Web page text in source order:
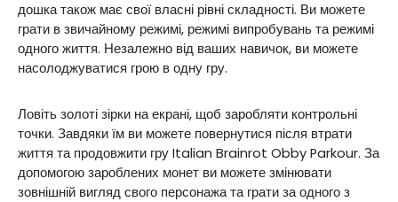
дошка також має свої власні рівні складності. Ви можете
грати в звичайному режимі, режимі випробувань та режимі
одного життя. Незалежно від ваших навичок, ви можете
насолоджуватися грою в одну гру.
Ловіть золоті зірки на екрані, щоб заробляти контрольні
точки. Завдяки їм ви можете повернутися після втрати
життя та продовжити гру Italian Brainrot Obby Parkour. За
допомогою зароблених монет ви можете змінювати
зовнішній вигляд свого персонажа та грати за одного з